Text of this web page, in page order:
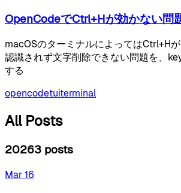
OpenCodeでCtrl+Hが効かない問
macOSのターミナルによってはCtrl+H
認識されず文字削除できない問題を、
する
opencodetuiterminal
All Posts
20263 posts
Mar 16